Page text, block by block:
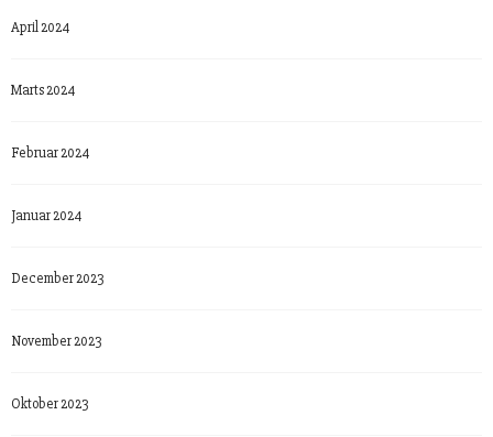
April 2024
Marts 2024
Februar 2024
Januar 2024
December 2023
November 2023
Oktober 2023